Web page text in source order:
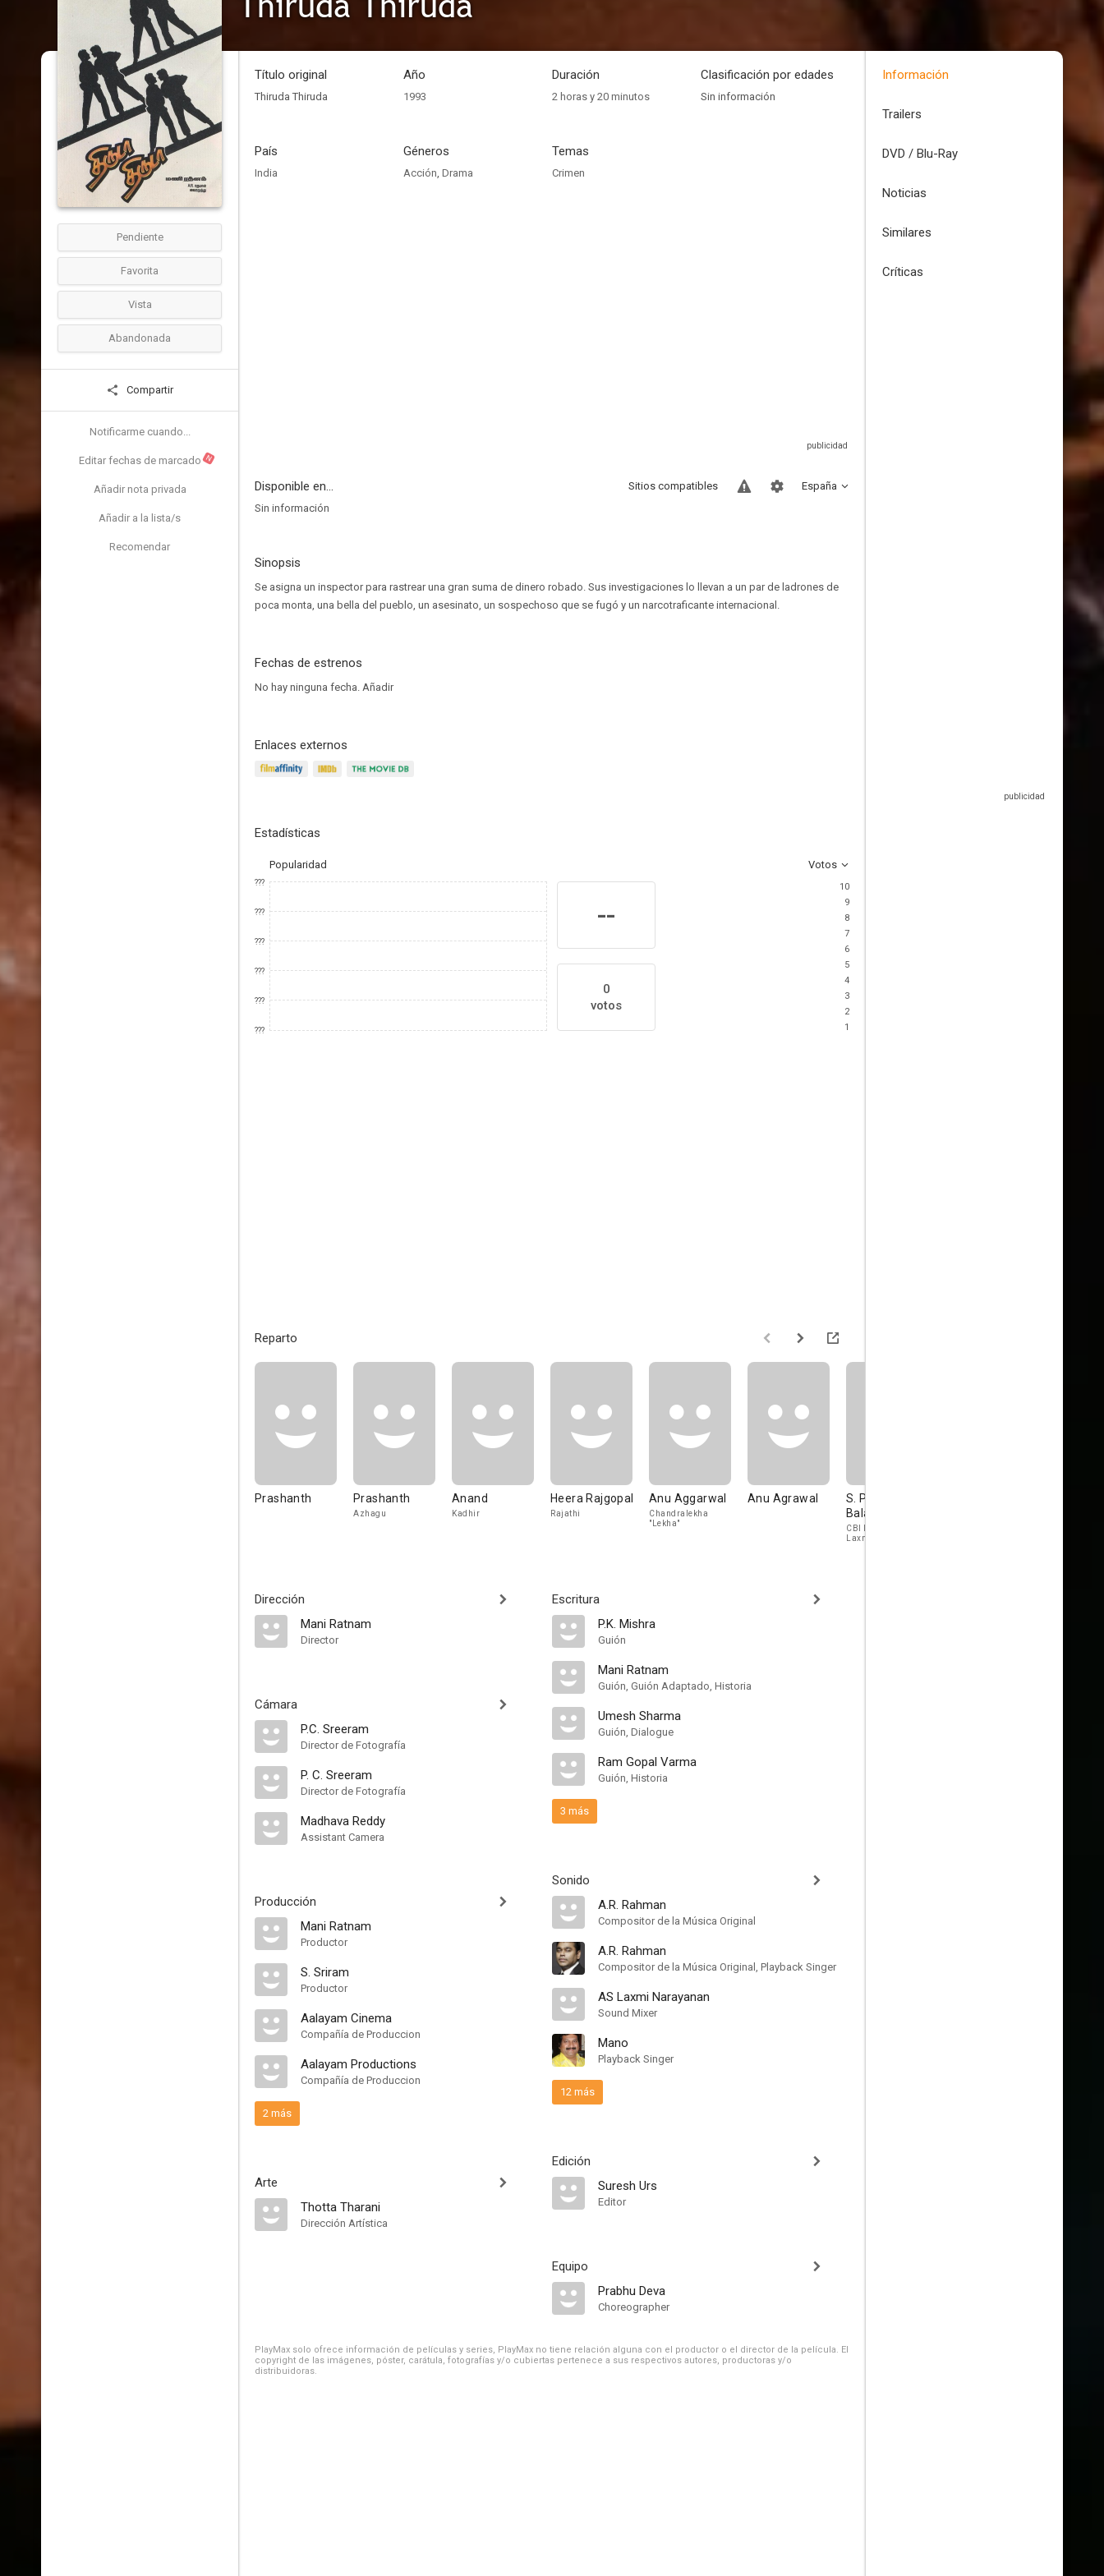
Pendiente
Favorita
Vista
Abandonada
Compartir
Notificarme cuando...
Editar fechas de marcado N
Añadir nota privada
Añadir a la lista/s
Recomendar
Título original
Thiruda Thiruda
Año
1993
Duración
2 horas y 20 minutos
Clasificación por edades
Sin información
País
India
Géneros
Acción, Drama
Temas
Crimen
Disponible en... España
Sitios compatibles
Sin información
Sinopsis
Se asigna un inspector para rastrear una gran suma de dinero robado. Sus investigaciones lo llevan a un par de ladrones de
poca monta, una bella del pueblo, un asesinato, un sospechoso que se fugó y un narcotraficante internacional.
Fechas de estrenos
No hay ninguna fecha. Añadir
Enlaces externos
Estadísticas
Popularidad Votos
???
???
???
???
???
???
--
0
votos
10
9
8
7
6
5
4
3
2
1
Reparto
Prashanth Prashanth
Azhagu
Anand
Kadhir
Heera Rajgopal
Rajathi
Anu Aggarwal
Chandralekha
"Lekha"
Anu Agrawal
S. P.
Balasubramaniam
CBI Inspector
Laxminarayan
Dirección
Mani Ratnam
Director
Cámara
P.C. Sreeram
Director de Fotografía
P. C. Sreeram
Director de Fotografía
Madhava Reddy
Assistant Camera
Producción
Mani Ratnam
Productor
S. Sriram
Productor
Aalayam Cinema
Compañía de Produccion
Aalayam Productions
Compañía de Produccion
2 más
Arte
Thotta Tharani
Dirección Artística
Escritura
P.K. Mishra
Guión
Mani Ratnam
Guión, Guión Adaptado, Historia
Umesh Sharma
Guión, Dialogue
Ram Gopal Varma
Guión, Historia
3 más
Sonido
A.R. Rahman
Compositor de la Música Original
A.R. Rahman
Compositor de la Música Original, Playback Singer
AS Laxmi Narayanan
Sound Mixer
Mano
Playback Singer
12 más
Edición
Suresh Urs
Editor
Equipo
Prabhu Deva
Choreographer
PlayMax solo ofrece información de películas y series, PlayMax no tiene relación alguna con el productor o el director de la película. El
copyright de las imágenes, póster, carátula, fotografías y/o cubiertas pertenece a sus respectivos autores, productoras y/o
distribuidoras.
Información
Trailers
DVD / Blu-Ray
Noticias
Similares
Críticas